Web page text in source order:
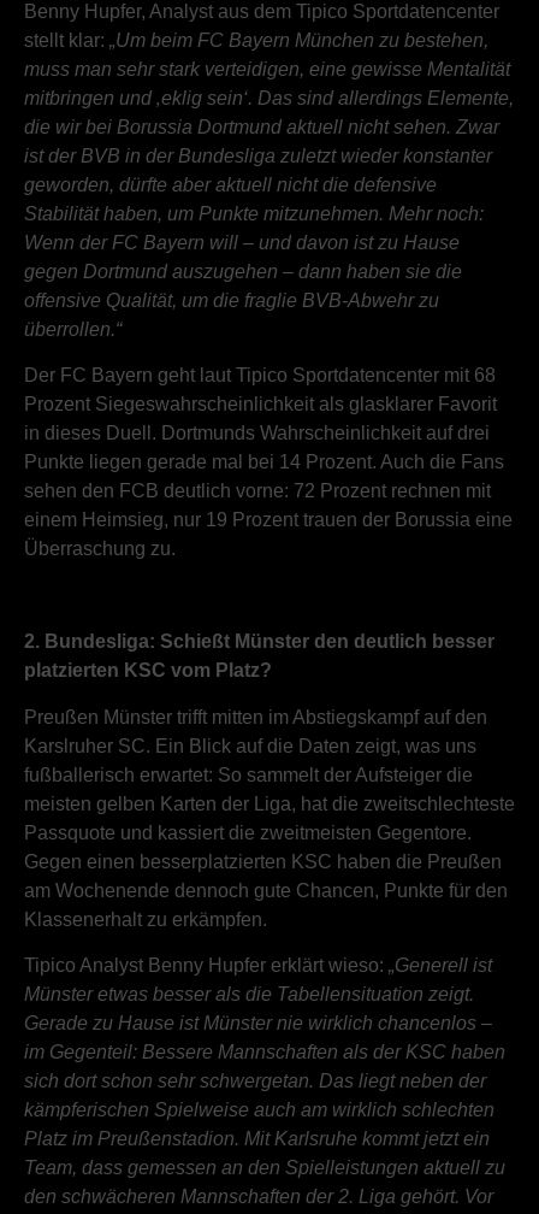
Benny Hupfer, Analyst aus dem Tipico Sportdatencenter
stellt klar: „Um beim FC Bayern München zu bestehen,
muss man sehr stark verteidigen, eine gewisse Mentalität
mitbringen und ‚eklig sein‘. Das sind allerdings Elemente,
die wir bei Borussia Dortmund aktuell nicht sehen. Zwar
ist der BVB in der Bundesliga zuletzt wieder konstanter
geworden, dürfte aber aktuell nicht die defensive
Stabilität haben, um Punkte mitzunehmen. Mehr noch:
Wenn der FC Bayern will – und davon ist zu Hause
gegen Dortmund auszugehen – dann haben sie die
offensive Qualität, um die fraglie BVB-Abwehr zu
überrollen.“
Der FC Bayern geht laut Tipico Sportdatencenter mit 68
Prozent Siegeswahrscheinlichkeit als glasklarer Favorit
in dieses Duell. Dortmunds Wahrscheinlichkeit auf drei
Punkte liegen gerade mal bei 14 Prozent. Auch die Fans
sehen den FCB deutlich vorne: 72 Prozent rechnen mit
einem Heimsieg, nur 19 Prozent trauen der Borussia eine
Überraschung zu.
2. Bundesliga: Schießt Münster den deutlich besser
platzierten KSC vom Platz?
Preußen Münster trifft mitten im Abstiegskampf auf den
Karslruher SC. Ein Blick auf die Daten zeigt, was uns
fußballerisch erwartet: So sammelt der Aufsteiger die
meisten gelben Karten der Liga, hat die zweitschlechteste
Passquote und kassiert die zweitmeisten Gegentore.
Gegen einen besserplatzierten KSC haben die Preußen
am Wochenende dennoch gute Chancen, Punkte für den
Klassenerhalt zu erkämpfen.
Tipico Analyst Benny Hupfer erklärt wieso: „Generell ist
Münster etwas besser als die Tabellensituation zeigt.
Gerade zu Hause ist Münster nie wirklich chancenlos –
im Gegenteil: Bessere Mannschaften als der KSC haben
sich dort schon sehr schwergetan. Das liegt neben der
kämpferischen Spielweise auch am wirklich schlechten
Platz im Preußenstadion. Mit Karlsruhe kommt jetzt ein
Team, dass gemessen an den Spielleistungen aktuell zu
den schwächeren Mannschaften der 2. Liga gehört. Vor